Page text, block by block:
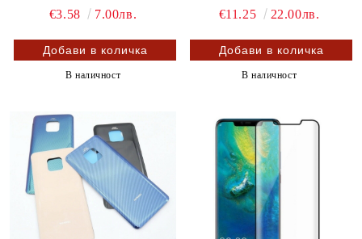
€3.58
7.00лв.
В наличност
€11.25
22.00лв.
В наличност